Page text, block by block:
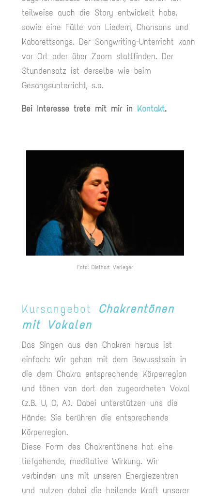
teilweise auch die Story entwickelt habe,
sowie eine Fülle von Liedern, Chansons und
Kabarettsongs. Der Songwriting-Unterricht kann
vor Ort oder über Zoom stattfinden. Der
Stundensatz ist derselbe wie beim
Gesangsunterricht, s.o.
Bei Interesse trete mit mir in Kontakt.
Foto: Diethart Verleger
Kursangebot Chakrentönen
mit Vokalen
Das Singen aus den Chakren heraus ist
einfach: Wir gehen mit dem Bewusstsein in
die dem Chakra entsprechende Körperregion
und tönen von dort den zugeordneten Vokal
(z.B. U, O, A). Dabei unterstützen uns die
Hände: Sie berühren die entsprechende
Körperregion.
Diese Form des Chakrentönens hat eine
tiefgehende, meditative Wirkung. Wir
verbinden uns mit unseren Energiezentren
und nutzen dabei die heilende Kraft unserer